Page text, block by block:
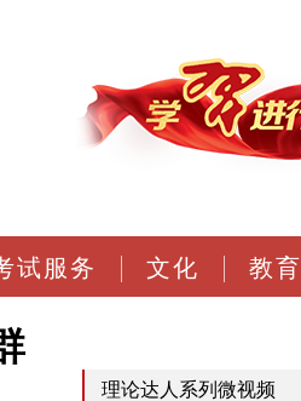
试服务 文化 教育
理论达人系列微视频